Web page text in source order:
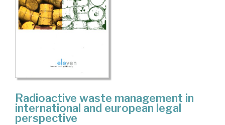
Radioactive waste management in
international and european legal
perspective